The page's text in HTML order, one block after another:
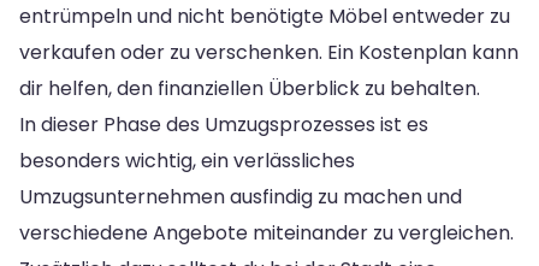
entrümpeln und nicht benötigte Möbel entweder zu
verkaufen oder zu verschenken. Ein Kostenplan kann
dir helfen, den finanziellen Überblick zu behalten.
In dieser Phase des Umzugsprozesses ist es
besonders wichtig, ein verlässliches
Umzugsunternehmen ausfindig zu machen und
verschiedene Angebote miteinander zu vergleichen.